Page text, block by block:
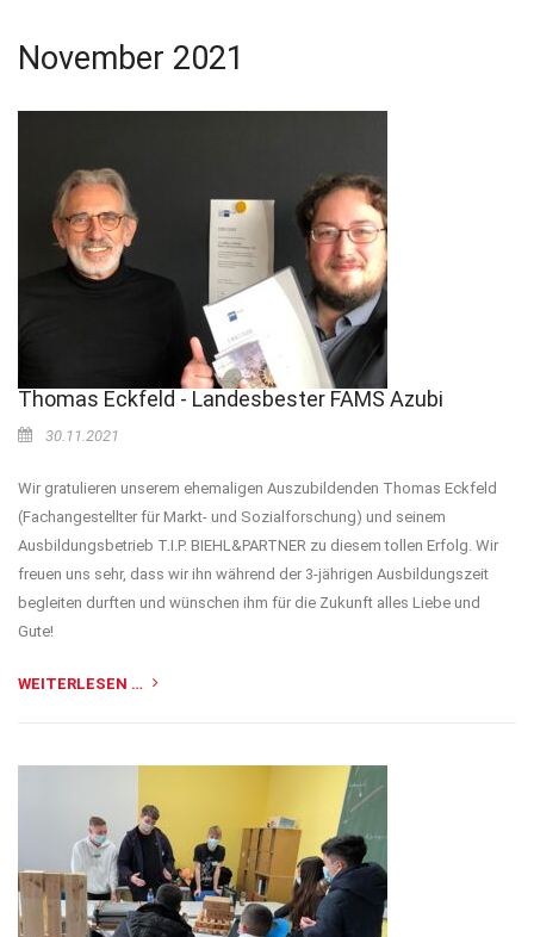
November 2021
Thomas Eckfeld - Landesbester FAMS Azubi
30.11.2021
Wir gratulieren unserem ehemaligen Auszubildenden Thomas Eckfeld
(Fachangestellter für Markt- und Sozialforschung) und seinem
Ausbildungsbetrieb T.I.P. BIEHL&PARTNER zu diesem tollen Erfolg. Wir
freuen uns sehr, dass wir ihn während der 3-jährigen Ausbildungszeit
begleiten durften und wünschen ihm für die Zukunft alles Liebe und
Gute!
WEITERLESEN …